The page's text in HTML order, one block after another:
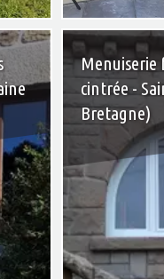
+
Menuiserie
cintrée -
Bretagne)